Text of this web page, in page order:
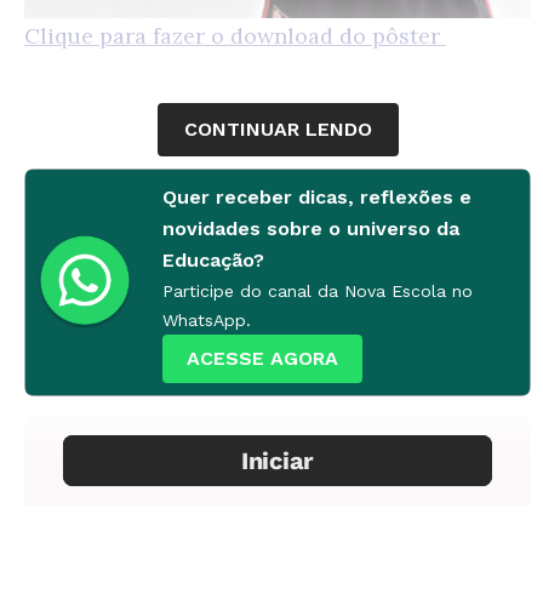
Clique para fazer o download do pôster
CONTINUAR LENDO
Quer receber dicas, reflexões e
novidades sobre o universo da
Educação?
Participe do canal da Nova Escola no
WhatsApp.
ACESSE AGORA